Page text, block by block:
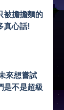
被擔擔麵的
真心話!
來想嘗試
是不是超級